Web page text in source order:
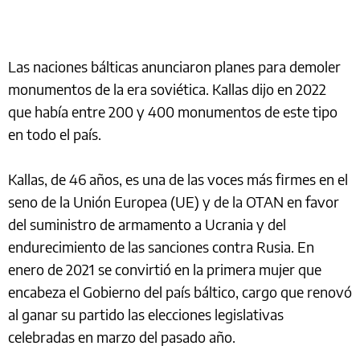
Las naciones bálticas anunciaron planes para demoler
monumentos de la era soviética. Kallas dijo en 2022
que había entre 200 y 400 monumentos de este tipo
en todo el país.
Kallas, de 46 años, es una de las voces más firmes en el
seno de la Unión Europea (UE) y de la OTAN en favor
del suministro de armamento a Ucrania y del
endurecimiento de las sanciones contra Rusia. En
enero de 2021 se convirtió en la primera mujer que
encabeza el Gobierno del país báltico, cargo que renovó
al ganar su partido las elecciones legislativas
celebradas en marzo del pasado año.